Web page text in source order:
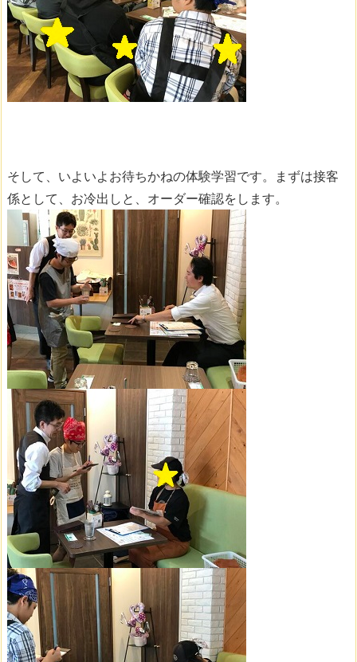
そして、いよいよお待ちかねの体験学習です。まずは接客
係として、お冷出しと、オーダー確認をします。